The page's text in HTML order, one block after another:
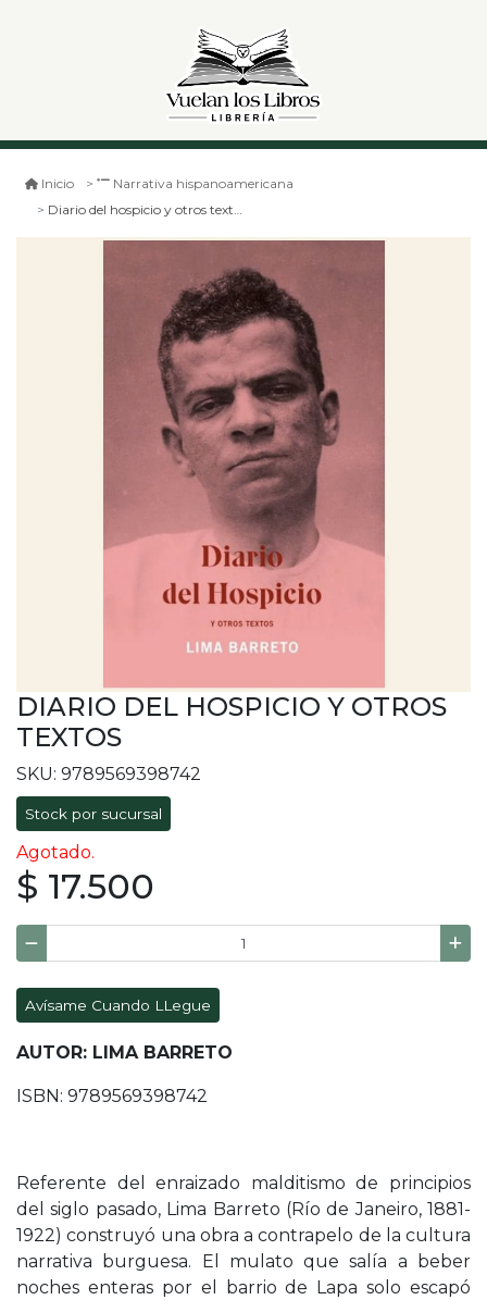
Inicio
Narrativa hispanoamericana
Diario del hospicio y otros textos
DIARIO DEL HOSPICIO Y OTROS
TEXTOS
SKU: 9789569398742
Stock por sucursal
Agotado.
$ 17.500
Avísame Cuando LLegue
AUTOR: LIMA BARRETO
ISBN: 9789569398742
Referente del enraizado malditismo de principios
del siglo pasado, Lima Barreto (Río de Janeiro, 1881-
1922) construyó una obra a contrapelo de la cultura
narrativa burguesa. El mulato que salía a beber
noches enteras por el barrio de Lapa solo escapó